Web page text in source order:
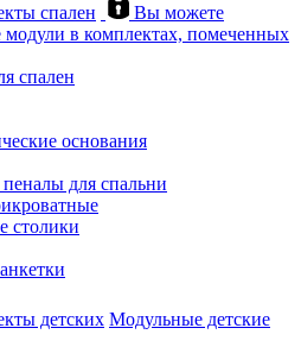
спален
Вы можете
модули в комплектах, помеченных
спален
основания
для спальни
столики
детских Модульные детские